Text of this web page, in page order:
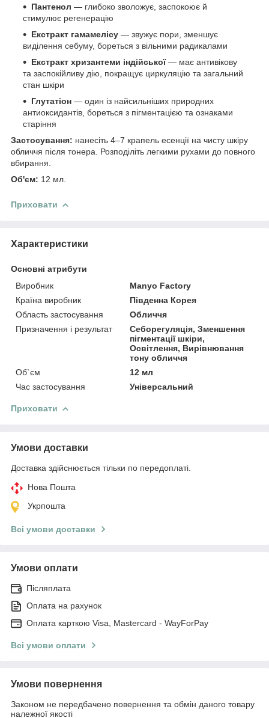
Пантенол — глибоко зволожує, заспокоює й
стимулює регенерацію
Екстракт гамамелісу — звужує пори, зменшує
виділення себуму, бореться з вільними радикалами
Екстракт хризантеми індійської— має антивікову
та заспокійливу дію, покращує циркуляцію та загальний
стан шкіри
Глутатіон — один із найсильніших природних
антиоксидантів, бореться з пігментацією та ознаками
старіння
Застосування: нанесіть 4–7 крапель есенції на чисту шкіру
обличчя після тонера. Розподіліть легкими рухами до повного
вбирання.
Об'єм: 12 мл.
Приховати
Характеристики
Основні атрибути
Виробник
Manyo Factory
Країна виробник
Південна Корея
Область застосування
Обличчя
Призначення і результат
Себорегуляція, Зменшення
пігментації шкіри,
Освітлення, Вирівнювання
тону обличчя
Об`єм
12 мл
Час застосування
Універсальний
Приховати
Умови доставки
Доставка здійснюється тільки по передоплаті.
Нова Пошта
Укрпошта
Всі умови доставки
Умови оплати
Післяплата
Оплата на рахунок
Оплата карткою Visa, Mastercard - WayForPay
Всі умови оплати
Умови повернення
Законом не передбачено повернення та обмін даного товару
належної якості